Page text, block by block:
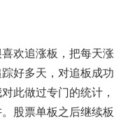
欢追涨板，把每天涨
好多天，对追板成功
此做过专门的统计，
股票单板之后继续板